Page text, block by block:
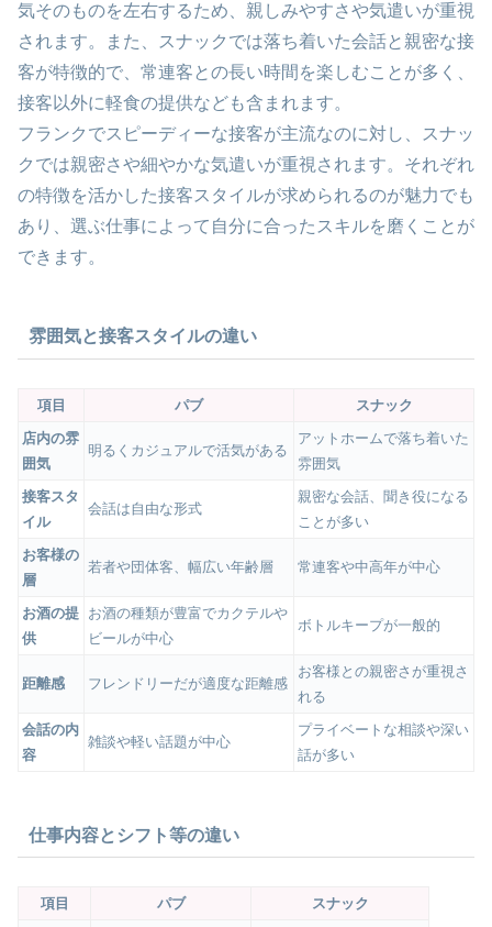
気そのものを左右するため、親しみやすさや気遣いが重視
されます。また、スナックでは落ち着いた会話と親密な接
客が特徴的で、常連客との長い時間を楽しむことが多く、
接客以外に軽食の提供なども含まれます。
フランクでスピーディーな接客が主流なのに対し、スナッ
クでは親密さや細やかな気遣いが重視されます。それぞれ
の特徴を活かした接客スタイルが求められるのが魅力でも
あり、選ぶ仕事によって自分に合ったスキルを磨くことが
できます。
雰囲気と接客スタイルの違い
項目 パブ
スナック
店内の雰
囲気
明るくカジュアルで活気がある
アットホームで落ち着いた
雰囲気
接客スタ
イル
会話は自由な形式
親密な会話、聞き役になる
ことが多い
お客様の
層
若者や団体客、幅広い年齢層 常連客や中高年が中心
お酒の提
供
お酒の種類が豊富でカクテルや
ビールが中心
ボトルキープが一般的
距離感 フレンドリーだが適度な距離感
お客様との親密さが重視さ
れる
会話の内
容
雑談や軽い話題が中心
プライベートな相談や深い
話が多い
仕事内容とシフト等の違い
項目 パブ スナック